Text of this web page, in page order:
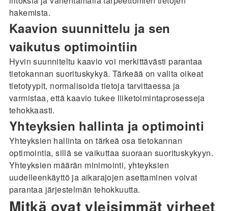
hakemista.
Kaavion suunnittelu ja sen
vaikutus optimointiin
Hyvin suunniteltu kaavio voi merkittävästi parantaa
tietokannan suorituskykyä. Tärkeää on valita oikeat
tietotyypit, normalisoida tietoja tarvittaessa ja
varmistaa, että kaavio tukee liiketoimintaprosesseja
tehokkaasti.
Yhteyksien hallinta ja optimointi
Yhteyksien hallinta on tärkeä osa tietokannan
optimointia, sillä se vaikuttaa suoraan suorituskykyyn.
Yhteyksien määrän minimointi, yhteyksien
uudelleenkäyttö ja aikarajojen asettaminen voivat
parantaa järjestelmän tehokkuutta.
Mitkä ovat yleisimmät virheet